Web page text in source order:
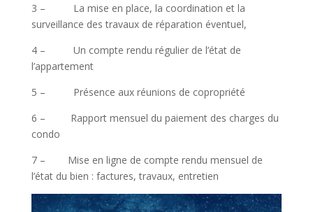
3 – La mise en place, la coordination et la
surveillance des travaux de réparation éventuel,
4 – Un compte rendu régulier de l’état de
l’appartement
5 – Présence aux réunions de copropriété
6 – Rapport mensuel du paiement des charges du
condo
7 – Mise en ligne de compte rendu mensuel de
l’état du bien : factures, travaux, entretien